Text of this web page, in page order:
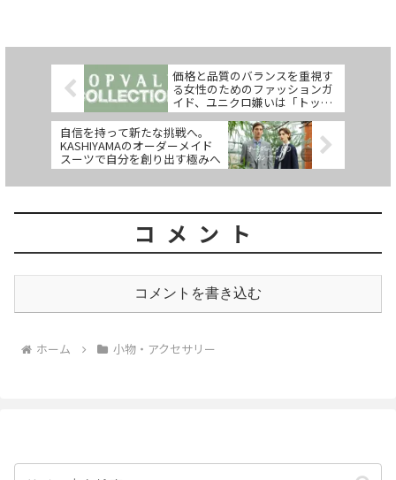
価格と品質のバランスを重視す
る女性のためのファッションガ
イド、ユニクロ嫌いは「トップ
バリュ」で！
自信を持って新たな挑戦へ。
KASHIYAMAのオーダーメイド
スーツで自分を創り出す極みへ
コメント
コメントを書き込む
ホーム 小物・アクセサリー